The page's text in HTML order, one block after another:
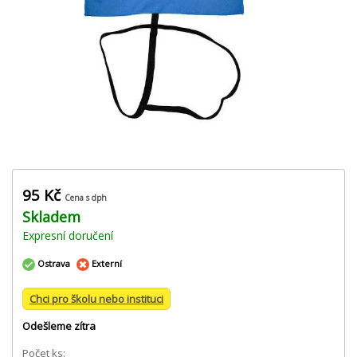
95 Kč Cena s dph
Skladem
Expresní doručení
Ostrava Externí
Chci pro školu nebo instituci
Odešleme zítra
Počet ks: